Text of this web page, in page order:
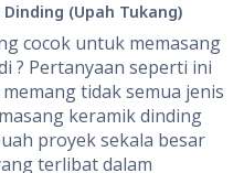
(Upah Tukang)
cocok untuk memasang
? Pertanyaan seperti ini
tidak semua jenis
keramik dinding
proyek sekala besar
terlibat dalam